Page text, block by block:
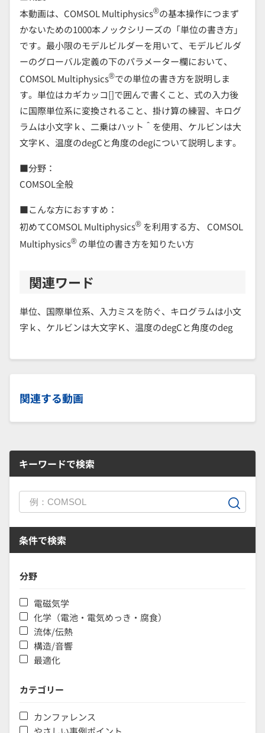
本動画は、COMSOL Multiphysics®の基本操作につまず
かないための1000本ノックシリーズの「単位の書き方」
です。最小限のモデルビルダーを用いて、モデルビルダ
ーのグローバル定義の下のパラメーター欄において、
COMSOL Multiphysics®での単位の書き方を説明しま
す。単位はカギカッコ[]で囲んで書くこと、式の入力後
に国際単位系に変換されること、掛け算の練習、キログ
ラムは小文字ｋ、二乗はハット＾を使用、ケルビンは大
文字Ｋ、温度のdegCと角度のdegについて説明します。
■分野：
COMSOL全般
■こんな方におすすめ：
初めてCOMSOL Multiphysics® を利用する方、 COMSOL
Multiphysics® の単位の書き方を知りたい方
関連ワード
単位、国際単位系、入力ミスを防ぐ、キログラムは小文
字ｋ、ケルビンは大文字Ｋ、温度のdegCと角度のdeg
関連する動画
キーワードで検索
条件で検索
分野
電磁気学
化学（電池・電気めっき・腐食）
流体/伝熱
構造/音響
最適化
カテゴリー
カンファレンス